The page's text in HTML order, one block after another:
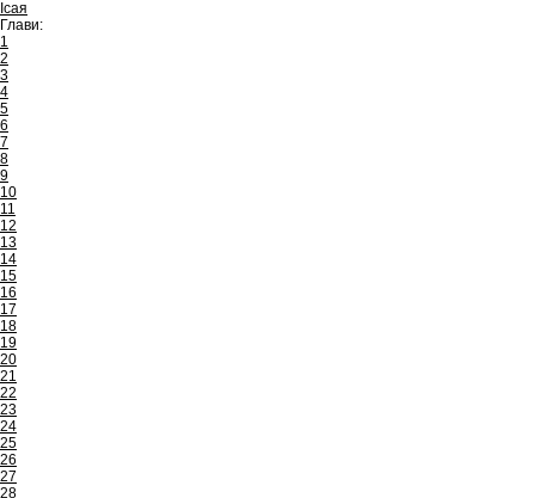
Ісая
Глави:
1
2
3
4
5
6
7
8
9
10
11
12
13
14
15
16
17
18
19
20
21
22
23
24
25
26
27
28